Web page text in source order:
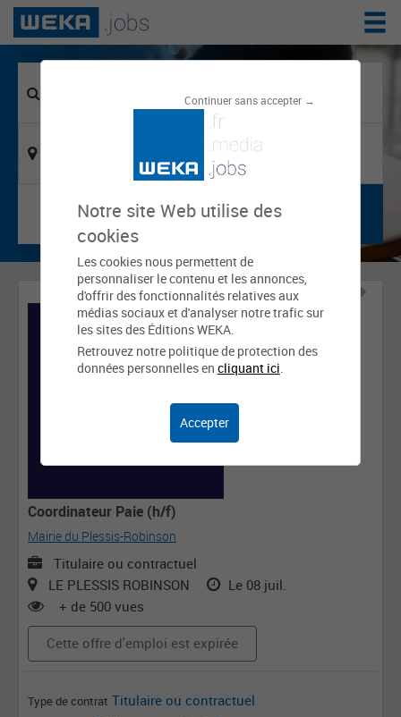
Continuer sans accepter →
Notre site Web utilise des
cookies
Les cookies nous permettent de
personnaliser le contenu et les annonces,
d'offrir des fonctionnalités relatives aux
médias sociaux et d'analyser notre trafic sur
les sites des Éditions WEKA.
Retrouvez notre politique de protection des
données personnelles en cliquant ici.
Accepter
Coordinateur Paie (h/f)
Mairie du Plessis-Robinson
Titulaire ou contractuel
LE PLESSIS ROBINSON
Le 08 juil.
+ de 500 vues
Cette offre d'emploi est expirée
Type de contrat Titulaire ou contractuel